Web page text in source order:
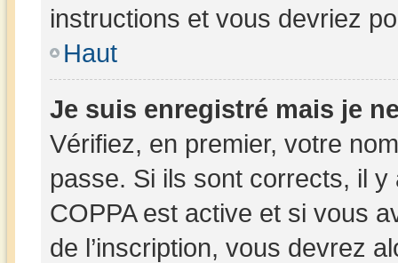
instructions et vous devriez
Haut
Je suis enregistré mais je
Vérifiez, en premier, votre
passe. Si ils sont corrects, il
COPPA est active et si vous
de l’inscription, vous devrez